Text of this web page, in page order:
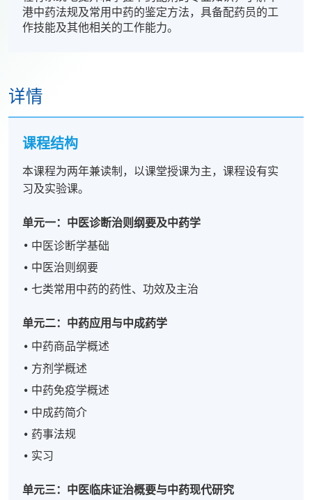
港中药法规及常用中药的鉴定方法，具备配药员的工
作技能及其他相关的工作能力。
详情
课程结构
本课程为两年兼读制，以课堂授课为主，课程设有实
习及实验课。
单元一：中医诊断治则纲要及中药学
中医诊断学基础
中医治则纲要
七类常用中药的药性、功效及主治
单元二：中药应用与中成药学
中药商品学概述
方剂学概述
中药免疫学概述
中成药简介
药事法规
实习
单元三：中医临床证治概要与中药现代研究